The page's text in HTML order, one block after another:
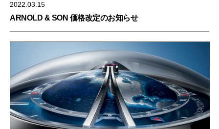
2022.03.15
ARNOLD & SON 価格改定のお知らせ